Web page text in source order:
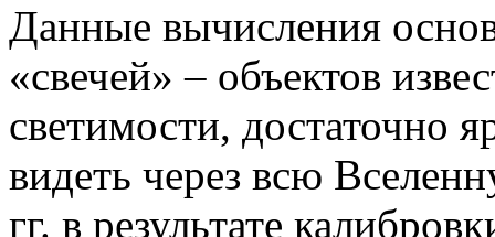
Данные вычисления
«свечей» – объектов
светимости,
видеть через всю
гг. в результате